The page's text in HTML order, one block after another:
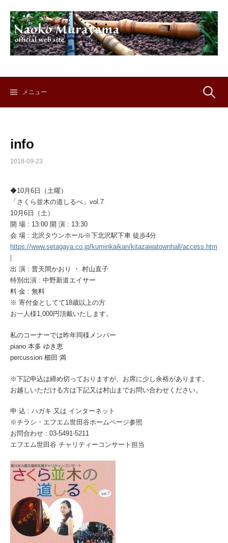
プ
メニュー 検
info
2018-09-23
◆10月6日（土曜）
「さくら並木の道しるべ」vol.7
10月6日（土）
開 場 : 13:00 開 演 : 13:30
会 場 : 北沢タウンホール※下北沢駅下車 徒歩4分
https://www.setagaya.co.jp/kuminkaikan/kitazawatownhall/access.htm
出 演 : 普天間かおり ・ 村山直子
特別出演 : 中野新道エイサー
料 金 : 無料
※ 寄付金としてて18歳以上の方
お一人様1,000円頂戴いたします。
私のコーナーでは昨年同様メンバー
piano 本多 ゆき恵
percussion 櫛田 満
※下記申込は締め切っておりますが、お席に少し余裕があります。
お越しいただける方は下記又は村山までお問い合わせください。
申 込 : ハガキ 又は インターネット
※チラシ・エフエム世田谷ホームページ参照
お問合わせ : 03-5491-5211
エフエム世田谷 チャリティーコンサート担当